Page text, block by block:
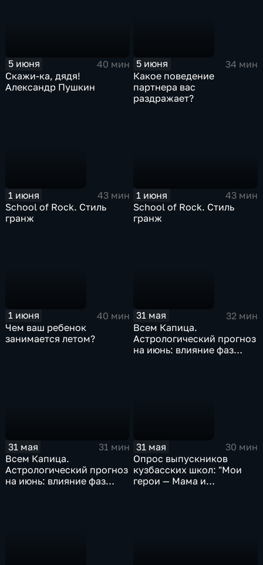
5 июня
40 мин
Скажи-ка, дядя!
Александр Пушкин
5 июня
34 мин
Какое поведение
партнера вас
раздражает?
1 июня
43 мин
School of Rock. Стиль
гранж
1 июня
43 мин
School of Rock. Стиль
гранж
1 июня
40 мин
Чем ваш ребенок
занимается летом?
31 мая
32 мин
Всем Капица.
Астрологический прогноз
на июнь: влияние фаз
31 мая
31 мин
Всем Капица.
Астрологический прогноз
на июнь: влияние фаз
31 мая
30 мин
Опрос выпускников
кузбасских школ: "Мои
герои — Мама и